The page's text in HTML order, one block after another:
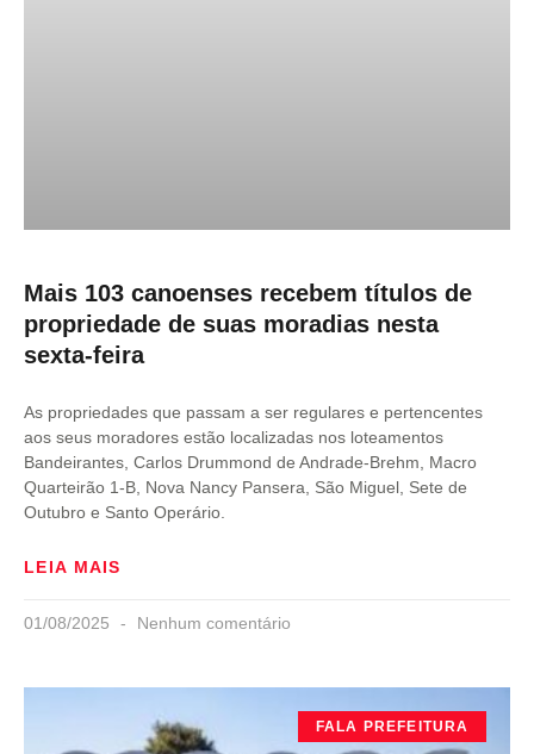
Mais 103 canoenses recebem títulos de
propriedade de suas moradias nesta
sexta-feira
As propriedades que passam a ser regulares e pertencentes
aos seus moradores estão localizadas nos loteamentos
Bandeirantes, Carlos Drummond de Andrade-Brehm, Macro
Quarteirão 1-B, Nova Nancy Pansera, São Miguel, Sete de
Outubro e Santo Operário.
LEIA MAIS
01/08/2025 Nenhum comentário
FALA PREFEITURA